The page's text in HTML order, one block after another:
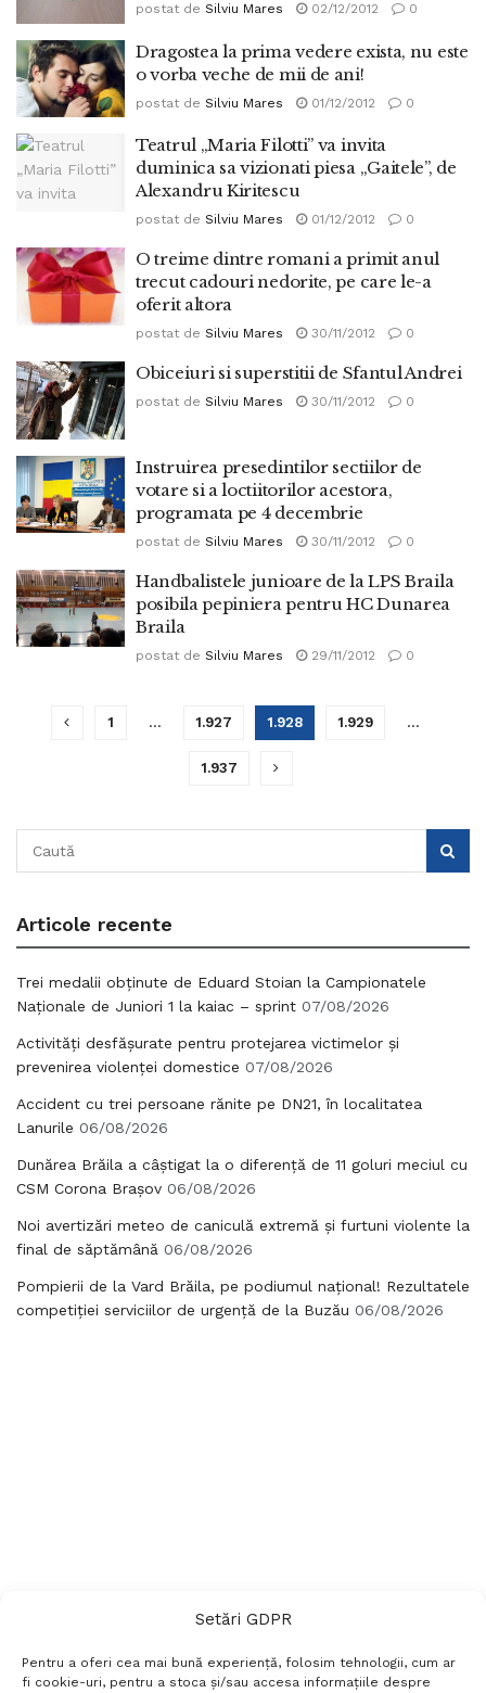
Setări GDPR
Pentru a oferi cea mai bună experiență, folosim tehnologii, cum ar
fi cookie-uri, pentru a stoca și/sau accesa informațiile despre
postat de Silviu Mares 02/12/2012 0
Dragostea la prima vedere exista, nu este
o vorba veche de mii de ani!
postat de Silviu Mares 01/12/2012 0
Teatrul „Maria Filotti” va invita
duminica sa vizionati piesa „Gaitele”, de
Alexandru Kiritescu
postat de Silviu Mares 01/12/2012 0
O treime dintre romani a primit anul
trecut cadouri nedorite, pe care le-a
oferit altora
postat de Silviu Mares 30/11/2012 0
Obiceiuri si superstitii de Sfantul Andrei
postat de Silviu Mares 30/11/2012 0
Instruirea presedintilor sectiilor de
votare si a loctiitorilor acestora,
programata pe 4 decembrie
postat de Silviu Mares 30/11/2012 0
Handbalistele junioare de la LPS Braila
posibila pepiniera pentru HC Dunarea
Braila
postat de Silviu Mares 29/11/2012 0
1 … 1.927 1.928 1.929 …
1.937
Articole recente
Trei medalii obținute de Eduard Stoian la Campionatele
Naționale de Juniori 1 la kaiac – sprint 07/08/2026
Activități desfășurate pentru protejarea victimelor și
prevenirea violenței domestice 07/08/2026
Accident cu trei persoane rănite pe DN21, în localitatea
Lanurile 06/08/2026
Dunărea Brăila a câștigat la o diferență de 11 goluri meciul cu
CSM Corona Brașov 06/08/2026
Noi avertizări meteo de caniculă extremă și furtuni violente la
final de săptămână 06/08/2026
Pompierii de la Vard Brăila, pe podiumul național! Rezultatele
competiției serviciilor de urgență de la Buzău 06/08/2026